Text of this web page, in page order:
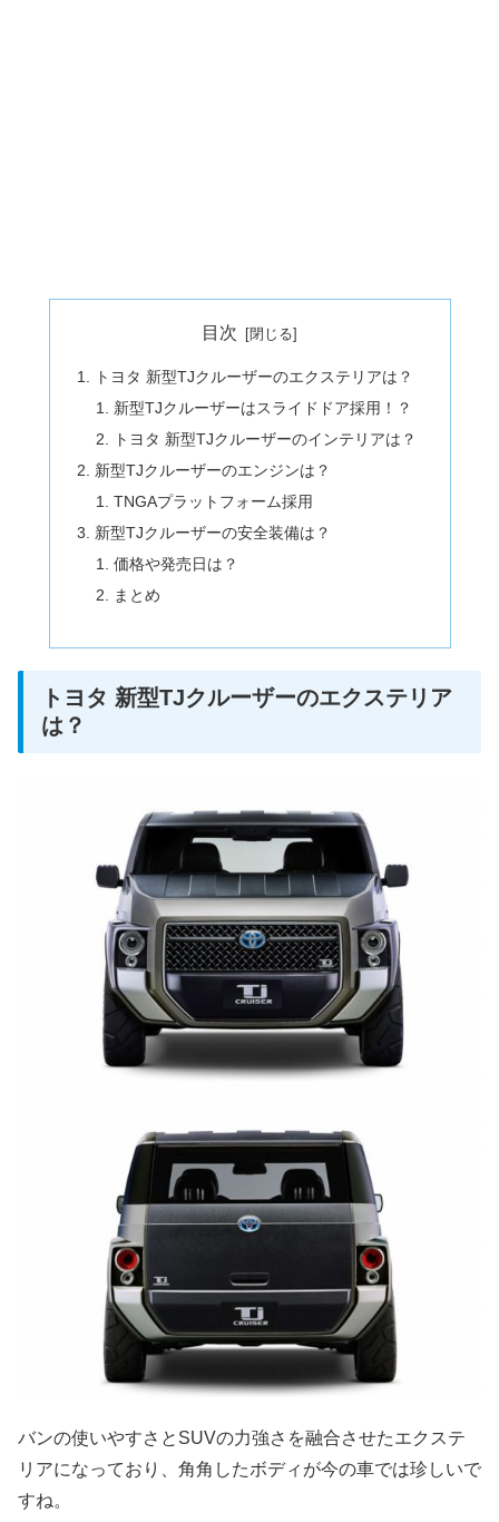
目次
トヨタ 新型TJクルーザーのエクステリアは？
新型TJクルーザーはスライドドア採用！？
トヨタ 新型TJクルーザーのインテリアは？
新型TJクルーザーのエンジンは？
TNGAプラットフォーム採用
新型TJクルーザーの安全装備は？
価格や発売日は？
まとめ
トヨタ 新型TJクルーザーのエクステリア
は？
バンの使いやすさとSUVの力強さを融合させたエクステ
リアになっており、角角したボディが今の車では珍しいで
すね。